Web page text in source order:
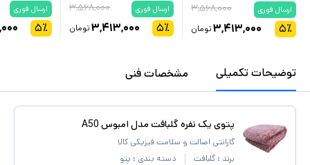
ارسال فوری
۵٪
۳,۵۶۸,۰۰۰
۳,۴۱۳,۰۰۰تومان
ارسال فوری
۵٪
۳,۵۶۸,۰۰۰
۳,۴۱۳,۰۰۰تومان
ارسال فوری
۵٪
توضیحات تکمیلی مشخصات فنی
پتوی یک نفره گلبافت مدل امبوس A50
گارانتی اصالت و سلامت فیزیکی کالا
برند : گلبافت دسته بندی : پتو